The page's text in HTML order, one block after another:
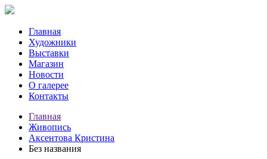
Главная
Художники
Выставки
Магазин
Новости
О галерее
Контакты
Главная
Живопись
Аксентова Кристина
Без названия